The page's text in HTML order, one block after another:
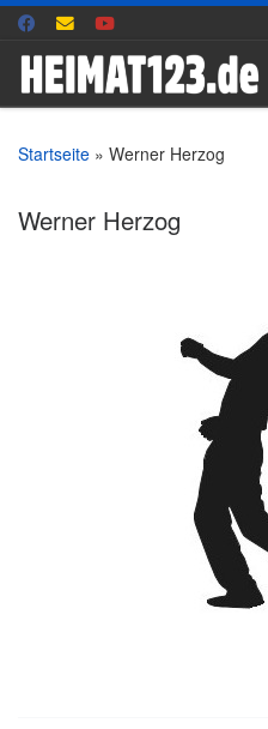
Zum Inhalt springen
Startseite » Werner Herzog
Werner Herzog